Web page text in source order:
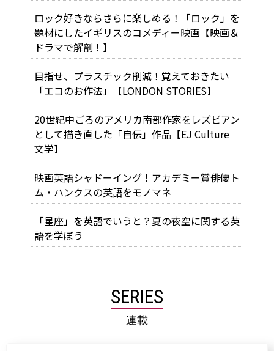
ロック好きならさらに楽しめる！「ロック」を
題材にしたイギリスのコメディー映画【映画＆
ドラマで解剖！】
目指せ、プラスチック削減！覚えておきたい
「エコのお作法」【LONDON STORIES】
20世紀中ごろのアメリカ南部作家をレズビアン
として描き直した「自伝」作品【EJ Culture
文学】
映画英語シャドーイング！アカデミー賞俳優ト
ム・ハンクスの英語をモノマネ
「星座」を英語でいうと？夏の夜空に関する英
語を学ぼう
SERIES
連載